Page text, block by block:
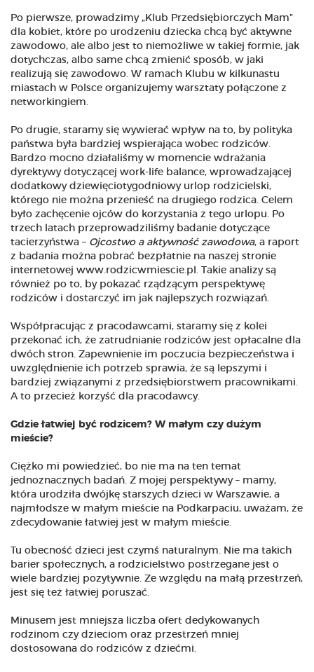
Po pierwsze, prowadzimy „Klub Przedsiębiorczych Mam”
dla kobiet, które po urodzeniu dziecka chcą być aktywne
zawodowo, ale albo jest to niemożliwe w takiej formie, jak
dotychczas, albo same chcą zmienić sposób, w jaki
realizują się zawodowo. W ramach Klubu w kilkunastu
miastach w Polsce organizujemy warsztaty połączone z
networkingiem.
Po drugie, staramy się wywierać wpływ na to, by polityka
państwa była bardziej wspierająca wobec rodziców.
Bardzo mocno działaliśmy w momencie wdrażania
dyrektywy dotyczącej work-life balance, wprowadzającej
dodatkowy dziewięciotygodniowy urlop rodzicielski,
którego nie można przenieść na drugiego rodzica. Celem
było zachęcenie ojców do korzystania z tego urlopu. Po
trzech latach przeprowadziliśmy badanie dotyczące
tacierzyństwa – Ojcostwo a aktywność zawodowa, a raport
z badania można pobrać bezpłatnie na naszej stronie
internetowej www.rodzicwmiescie.pl. Takie analizy są
również po to, by pokazać rządzącym perspektywę
rodziców i dostarczyć im jak najlepszych rozwiązań.
Współpracując z pracodawcami, staramy się z kolei
przekonać ich, że zatrudnianie rodziców jest opłacalne dla
dwóch stron. Zapewnienie im poczucia bezpieczeństwa i
uwzględnienie ich potrzeb sprawia, że są lepszymi i
bardziej związanymi z przedsiębiorstwem pracownikami.
A to przecież korzyść dla pracodawcy.
Gdzie łatwiej być rodzicem? W małym czy dużym
mieście?
Ciężko mi powiedzieć, bo nie ma na ten temat
jednoznacznych badań. Z mojej perspektywy – mamy,
która urodziła dwójkę starszych dzieci w Warszawie, a
najmłodsze w małym mieście na Podkarpaciu, uważam, że
zdecydowanie łatwiej jest w małym mieście.
Tu obecność dzieci jest czymś naturalnym. Nie ma takich
barier społecznych, a rodzicielstwo postrzegane jest o
wiele bardziej pozytywnie. Ze względu na małą przestrzeń,
jest się też łatwiej poruszać.
Minusem jest mniejsza liczba ofert dedykowanych
rodzinom czy dzieciom oraz przestrzeń mniej
dostosowana do rodziców z dziećmi.